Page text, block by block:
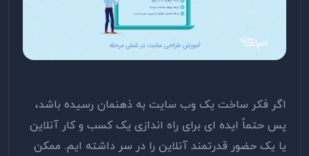
اگر فکر ساخت یک وب سایت به ذهنمان رسیده باشد،
پس حتماً ایده ای برای راه اندازی یک کسب و کار آنلاین
یا یک حضور قدرتمند آنلاین را در سر داشته ایم. ممکن